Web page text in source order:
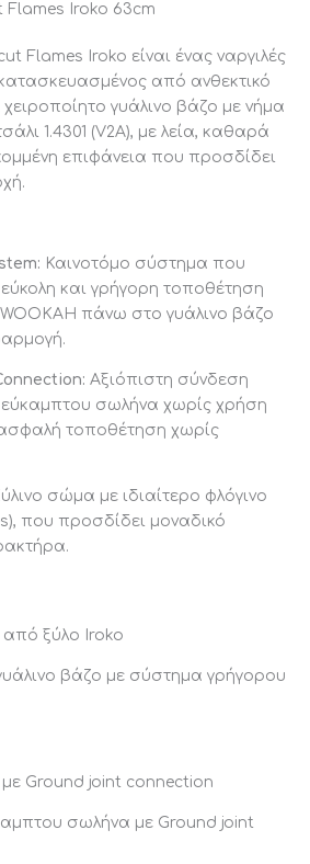
Flames Iroko 63cm
Flames Iroko είναι ένας ναργιλές
από ανθεκτικό
χειροποίητο γυάλινο βάζο με νήμα
1.4301 (V2A), με λεία, καθαρά
επιφάνεια που προσδίδει
Καινοτόμο σύστημα που
εύκολη και γρήγορη τοποθέτηση
πάνω στο γυάλινο βάζο
Αξιόπιστη σύνδεση
εύκαμπτου σωλήνα χωρίς χρήση
τοποθέτηση χωρίς
σώμα με ιδιαίτερο φλόγινο
που προσδίδει μοναδικό
από ξύλο Iroko
βάζο με σύστημα γρήγορου
Ground joint connection
σωλήνα με Ground joint